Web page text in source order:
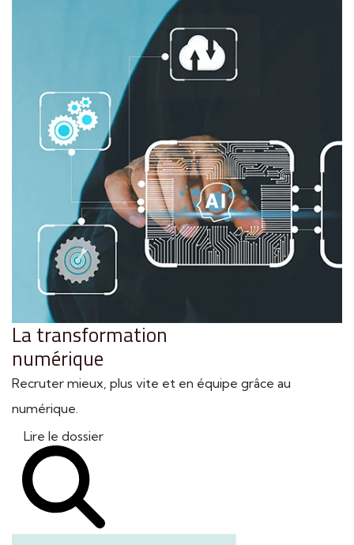
La transformation
numérique
Recruter mieux, plus vite et en équipe grâce au
numérique.
Lire le dossier